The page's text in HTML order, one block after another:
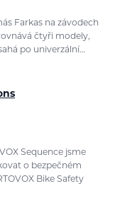
Farkas na závodech
čtyři modely,
po univerzální…
Sequence jsme
o bezpečném
Bike Safety